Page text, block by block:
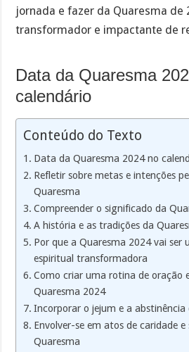
jornada e fazer da Quaresma de
transformador e impactante de
Data da Quaresma
calendário
Conteúdo do Texto
Data da Quaresma 2024 no
Refletir sobre metas e intenções
Quaresma
Compreender o significado da
A história e as tradições da
Por que a Quaresma 2024 vai ser
espiritual transformadora
Como criar uma rotina de oração
Quaresma 2024
Incorporar o jejum e a
Envolver-se em atos de caridade
Quaresma